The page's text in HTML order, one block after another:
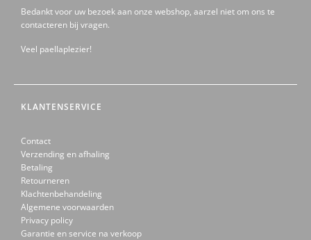
Bedankt voor uw bezoek aan onze webshop, aarzel niet om ons te
contacteren bij vragen.
Veel paellaplezier!
KLANTENSERVICE
Contact
Verzending en afhaling
Betaling
Retourneren
Klachtenbehandeling
Algemene voorwaarden
Privacy policy
Garantie en service na verkoop